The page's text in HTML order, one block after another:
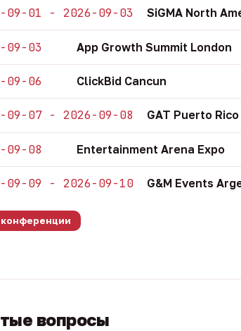
09-01 - 2026-09-03 SiGMA North
09-03 App Growth Summit London
09-06 ClickBid Cancun
09-07 - 2026-09-08 GAT Puerto
09-08 Entertainment Arena Expo
09-09 - 2026-09-10 G&M Events
вопросы